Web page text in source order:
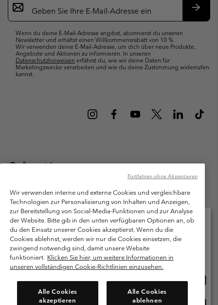
Anmeldung
Wenn du deine E-Mail-Adresse angibst, abonnierst du unseren
Newsletter und erhältst einen Willkommensrabatt von 10 %.
Wir verwenden deine E-Mail-Adresse, um dich über neue Produkte,
Angebote und Aktionen zu informieren. In unseren
Datenschutzhinweisen erfährst du, wie wir deine Daten für
Marketingzwecke verarbeiten und wie du deine Zustimmung widerrufen
kannst.
Österreich
Columbia Sportswear Austria GmbH. Moosfeldstraße 1, 5101
Bergheim, Salzburg Österreich. Alle Rechte vorbehalten.
Nutzungsbedingungen
Allgemeine Verkaufsbedingungen
Garantie
Datenschutzerklärung
Bestimmungen und Bedingungen des Mitglieder Programms
Nutzungsbedingungen Für Nutzergenerierte Inhalte
Cookies
Kundenservice: Mo- Fr. 9:00 - 13:00 & 14:00- 18:00 Uhr
(+)43720880525
Wir verwenden interne und externe Cookies und vergleichbare
Technologien zur Personalisierung von Inhalten und Anzeigen,
zur Bereitstellung von Social-Media-Funktionen und zur Analyse
der Website. Bitte gib in den unten verfügbaren Optionen an, ob
du den Einsatz unserer Cookies akzeptierst. Wenn du die
Cookies ablehnst, werden wir nur die Cookies einsetzen, die
zwingend notwendig sind, damit unsere Website
funktioniert. Klicken Sie hier, um weitere Informationen in
unseren vollständigen Cookie-Richtlinien einzusehen.
Alle Cookies
akzeptieren
Alle Cookies
ablehnen
Fortfahren ohne Akzeptieren
Bitte wählen Sie Ihr Lieferland und Ihre Sprache
Online-Einkauf verfügbar
Österreich